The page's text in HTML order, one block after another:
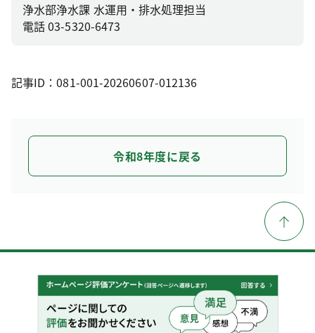
浄水部浄水課 水運用・排水処理担当
電話 03-5320-6473
記事ID：081-001-20260607-012136
令和8年度に戻る